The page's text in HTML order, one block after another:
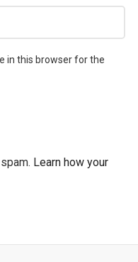
in this browser for the
Learn how your